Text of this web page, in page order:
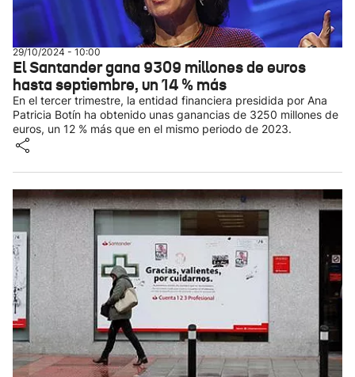
29/10/2024 - 10:00
El Santander gana 9309 millones de euros
hasta septiembre, un 14 % más
En el tercer trimestre, la entidad financiera presidida por Ana
Patricia Botín ha obtenido unas ganancias de 3250 millones de
euros, un 12 % más que en el mismo periodo de 2023.